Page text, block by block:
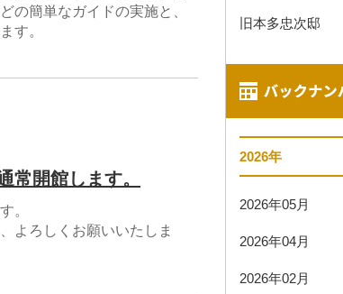
の簡単なガイドの実施と、
す。
常開館します。
。
よろしくお願いいたしま
旧本多忠次邸
2026年
2026年05月
2026年04月
2026年02月